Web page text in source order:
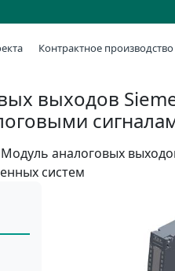
Контрактное производство
выходов
Модуль аналоговых
систем